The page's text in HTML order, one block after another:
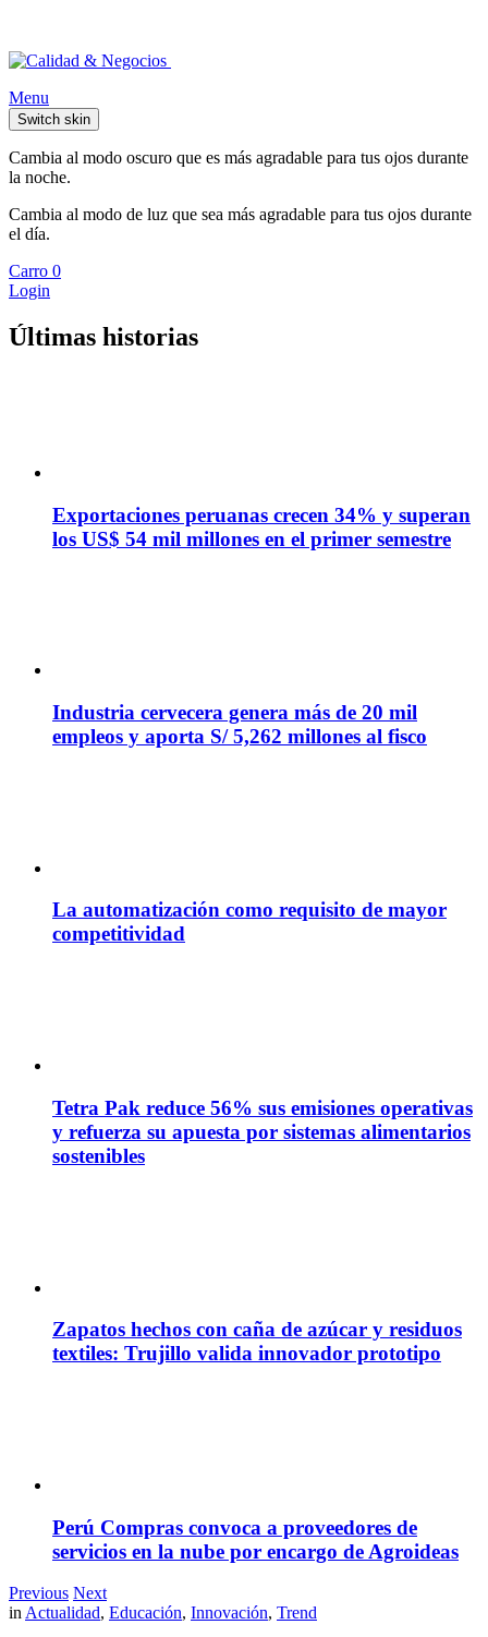
Menu
Switch skin
Cambia al modo oscuro que es más agradable para tus ojos durante
la noche.
Cambia al modo de luz que sea más agradable para tus ojos durante
el día.
Carro 0
Login
Últimas historias
Exportaciones peruanas crecen 34% y superan
los US$ 54 mil millones en el primer semestre
Industria cervecera genera más de 20 mil
empleos y aporta S/ 5,262 millones al fisco
La automatización como requisito de mayor
competitividad
Tetra Pak reduce 56% sus emisiones operativas
y refuerza su apuesta por sistemas alimentarios
sostenibles
Zapatos hechos con caña de azúcar y residuos
textiles: Trujillo valida innovador prototipo
Perú Compras convoca a proveedores de
servicios en la nube por encargo de Agroideas
Previous Next
inActualidad, Educación, Innovación, Trend